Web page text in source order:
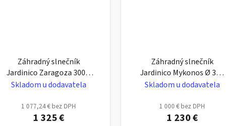
Záhradný slnečník
Jardinico Zaragoza 300 x
300 cm - štvorcový,
Skladom u dodavatela
1 077,24 € bez DPH
1 325 €
Záhradný slnečník
Jardinico Mykonos Ø 300
cm – okrúhly, hliníkový s
Skladom u dodavatela
1 000 € bez DPH
1 230 €